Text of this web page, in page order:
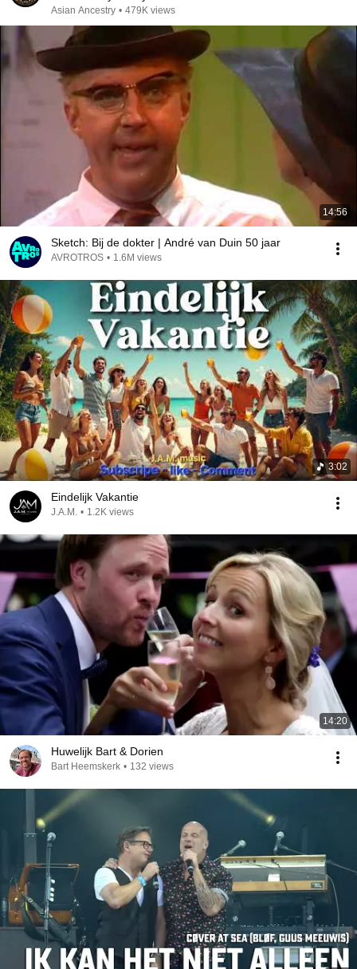
Asian Ancestry • 479K views
14:56
Sketch: Bij de dokter | André van Duin 50 jaar
AVROTROS • 1.6M views
3:02
Eindelijk Vakantie
J.A.M. • 1.2K views
14:20
Huwelijk Bart & Dorien
Bart Heemskerk • 132 views